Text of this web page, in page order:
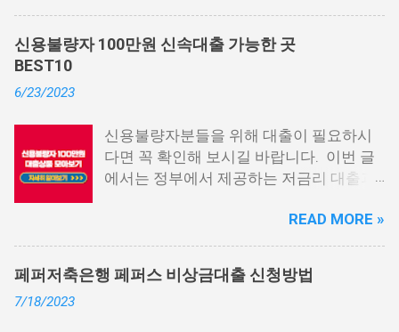
이 발생하면, 때로는 소액 대출을 고려해야
할 수도 있습니다. 하지만 이직 준비로 인
해 무직 상태이거나 소득 증빙이 어려운 상
대출 상품은 휴대폰만 있으면 간편하게 신
청할 수 있으며, 통신 등급에 따라 대출이
가능합니다. 마치 신용등급처럼 등급별로
부 내역과 장기간에 걸쳐 통신사를 이용한
우량한 고객이면, 추가 혜택도 받을 수 있
습니다. 급히 자금이 필요한 경우, 소액 대
출이 용이하지 않을 수 있습니다. 특히, 현
신용불량자 100만원 신속대출 가능한 곳
BEST10
6/23/2023
신용불량자분들을 위해 대출이 필요하시
다면 꼭 확인해 보시길 바랍니다. 이번 글
에서는 정부에서 제공하는 저금리 대출과
상위 10개 상품을 추천해 드립니다. 📌 목
차 1. 소액생계비대출: 연체자 100만원 대
출 2. 신용회복위원회 성실상환자대출 3.
신용회복위원회 비대면 간편대출 4. 햇살
READ MORE »
페퍼저축은행 페퍼스 비상금대출 신청방법
7/18/2023